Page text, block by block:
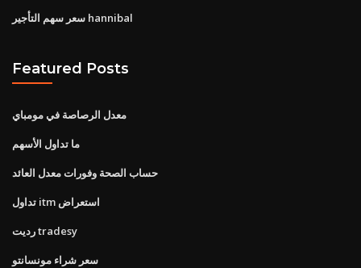
سعر سهم التأجير hannibal
Featured Posts
معدل الرصاصة في مومباي
ما تداول الأسهم
حساب الصحة وفورات معدل العائد
تداول itm استعراض
رديت tradesy
سعر شراء مونسانتو